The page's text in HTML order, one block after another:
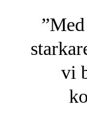
vi